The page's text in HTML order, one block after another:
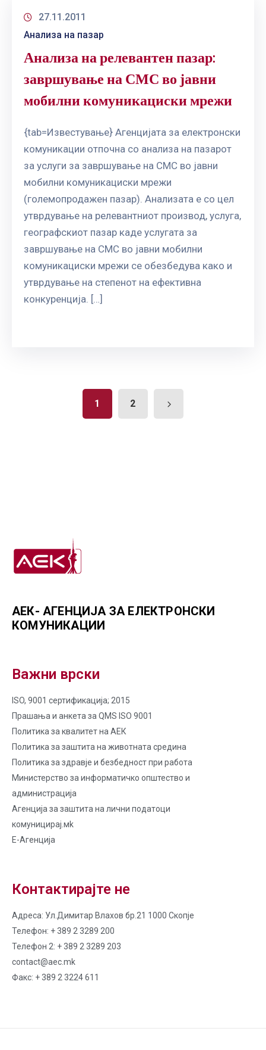
27.11.2011
Анализа на пазар
Анализа на релевантен пазар:
завршување на СМС во јавни
мобилни комуникациски мрежи
{tab=Известување} Агенцијата за електронски
комуникации отпочна со анализа на пазарот
за услуги за завршување на СМС во јавни
мобилни комуникациски мрежи
(големопродажен пазар). Анализата е со цел
утврдување на релевантниот производ, услуга,
географскиот пазар каде услугата за
завршување на СМС во јавни мобилни
комуникациски мрежи се обезбедува како и
утврдување на степенот на ефективна
конкуренција. […]
1 2
АЕК- АГЕНЦИЈА ЗА ЕЛЕКТРОНСКИ
КОМУНИКАЦИИ
Важни врски
ISO, 9001 сертификација; 2015
Прашања и анкета за QMS ISO 9001
Политика за квалитет на AЕК
Политика за заштита на животната средина
Политика за здравје и безбедност при работа
Министерство за информатичко општество и
администрација
Агенција за заштита на лични податоци
комуницирај.мk
Е-Агенција
Контактирајте не
Адреса: Ул.Димитар Влахов бр.21 1000 Скопје
Телефон: + 389 2 3289 200
Телефон 2: + 389 2 3289 203
contact@aec.mk
Факс: + 389 2 3224 611